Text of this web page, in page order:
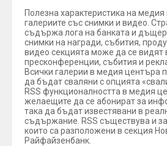
Полезна характеристика на
галериите със снимки и видео.
съдържа лога на банката и
снимки на награди, събития,
видео секцията може да се видят
пресконференции, събития и
Всички галерии в медия центъра
да бъдат сваляни с опцията
RSS функционалността в медия
желаещите да се абонират за
така да бъдат известявани в
съдържание. RSS съществува и
които са разположени в секция
Райфайзенбанк.